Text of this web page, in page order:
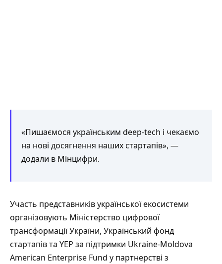
«Пишаємося українським deep-tech і чекаємо
на нові досягнення наших стартапів», —
додали в Мінцифри.
Участь представників української екосистеми
організовують Міністерство цифрової
трансформації України, Український фонд
стартапів та YEP за підтримки Ukraine-Moldova
American Enterprise Fund у партнерстві з